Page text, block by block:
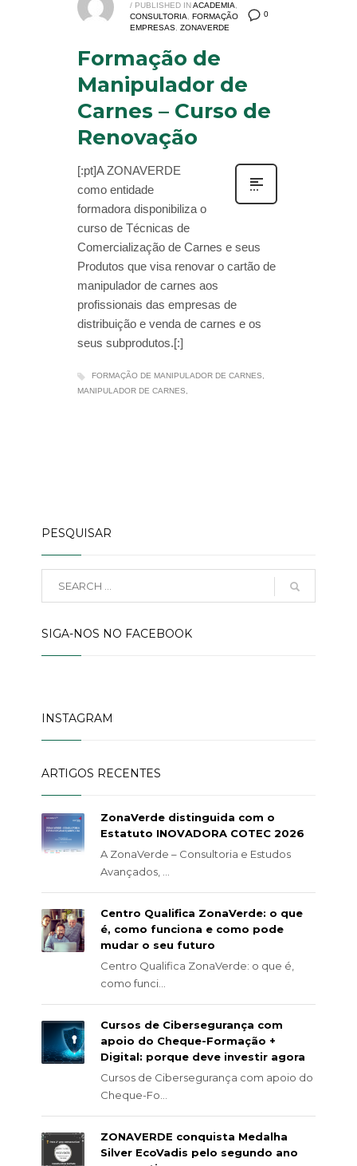
0
/ PUBLISHED IN ACADEMIA,
CONSULTORIA, FORMAÇÃO
EMPRESAS,ZONAVERDE
Formação de
Manipulador de
Carnes – Curso de
Renovação
[:pt]A ZONAVERDE
como entidade
formadora disponibiliza o
curso de Técnicas de
Comercialização de Carnes e seus
Produtos que visa renovar o cartão de
manipulador de carnes aos
profissionais das empresas de
distribuição e venda de carnes e os
seus subprodutos.[:]
FORMAÇÃO DE MANIPULADOR DE CARNES
MANIPULADOR DE CARNES
PESQUISAR
SIGA-NOS NO FACEBOOK
INSTAGRAM
ARTIGOS RECENTES
ZonaVerde distinguida com o
Estatuto INOVADORA COTEC 2026
A ZonaVerde – Consultoria e Estudos
Avançados, ...
Centro Qualifica ZonaVerde: o que
é, como funciona e como pode
mudar o seu futuro
Centro Qualifica ZonaVerde: o que é,
como funci...
Cursos de Cibersegurança com
apoio do Cheque-Formação +
Digital: porque deve investir agora
Cursos de Cibersegurança com apoio do
Cheque-Fo...
ZONAVERDE conquista Medalha
Silver EcoVadis pelo segundo ano